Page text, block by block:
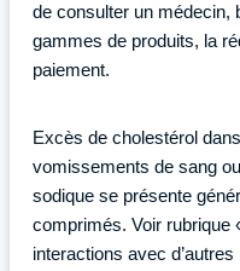
de consulter un médecin,
gammes de produits, la
paiement.
Excès de cholestérol
vomissements de sang
sodique se présente
comprimés. Voir rubrique
interactions avec